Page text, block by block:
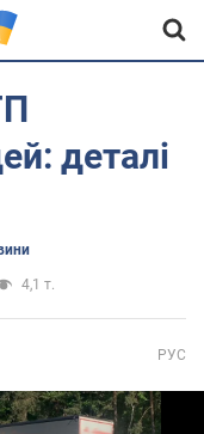
деталі
4,1 т.
РУС